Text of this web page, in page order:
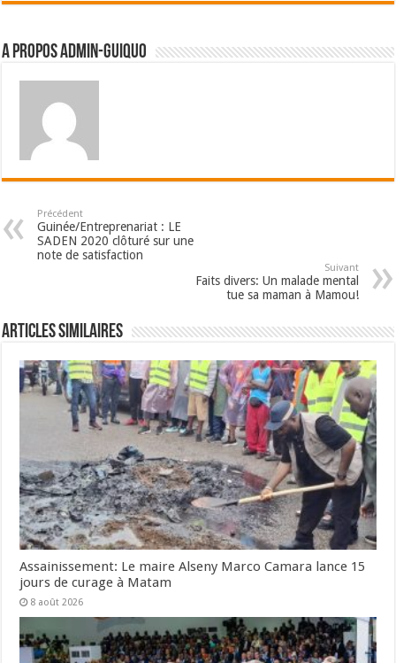
A propos admin-guiquo
Précédent
Guinée/Entreprenariat : LE
SADEN 2020 clôturé sur une
note de satisfaction
Suivant
Faits divers: Un malade mental
tue sa maman à Mamou!
Articles Similaires
Assainissement: Le maire Alseny Marco Camara lance 15
jours de curage à Matam
8 août 2026